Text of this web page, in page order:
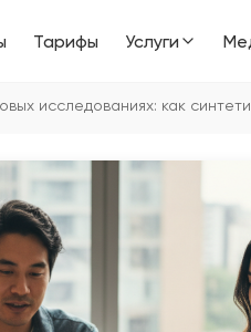
Тарифы Услуги
исследованиях: как